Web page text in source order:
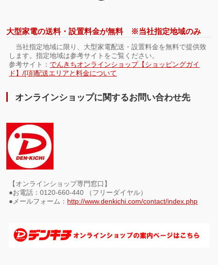
大型家電の送料・設置料金が無料 ※当社指定地域のみ
当社指定地域に限り、大型家電配送・設置料金を無料で提供致
します。指定地域は参考サイトをご覧ください。
参考サイト： でんきちオンラインショップ【ショッピングガイ
ド】/[項]配送エリアと料金について
オンラインショップに関するお問い合わせ先
【オンラインショップ専門窓口】
●お電話：0120-660-440 （フリーダイヤル）
●メールフォーム： http://www.denkichi.com/contact/index.php